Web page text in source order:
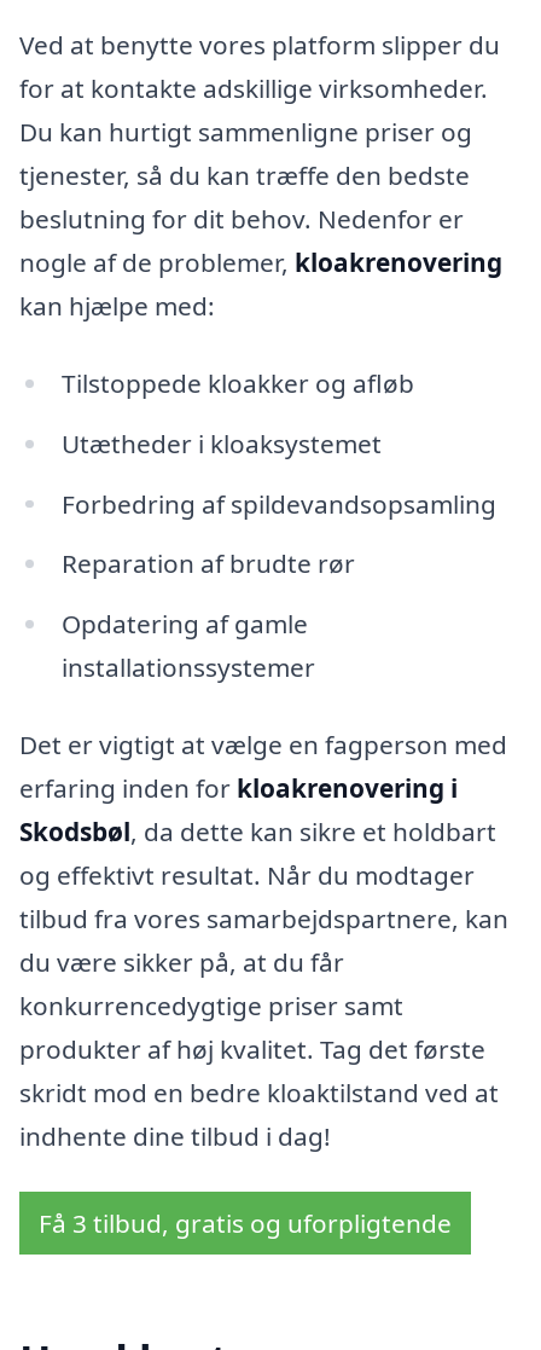
Ved at benytte vores platform slipper du
for at kontakte adskillige virksomheder.
Du kan hurtigt sammenligne priser og
tjenester, så du kan træffe den bedste
beslutning for dit behov. Nedenfor er
nogle af de problemer, kloakrenovering
kan hjælpe med:
Tilstoppede kloakker og afløb
Utætheder i kloaksystemet
Forbedring af spildevandsopsamling
Reparation af brudte rør
Opdatering af gamle
installationssystemer
Det er vigtigt at vælge en fagperson med
erfaring inden for kloakrenovering i
Skodsbøl, da dette kan sikre et holdbart
og effektivt resultat. Når du modtager
tilbud fra vores samarbejdspartnere, kan
du være sikker på, at du får
konkurrencedygtige priser samt
produkter af høj kvalitet. Tag det første
skridt mod en bedre kloaktilstand ved at
indhente dine tilbud i dag!
Få 3 tilbud, gratis og uforpligtende